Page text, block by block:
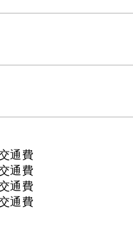
通費
通費
通費
通費